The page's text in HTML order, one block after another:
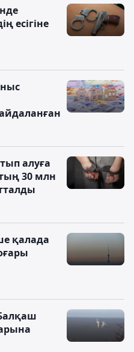
есігіне
алуға
30 млн
қалада